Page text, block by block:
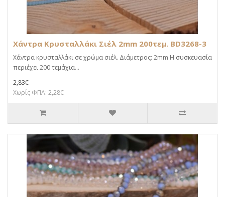
Χάντρα Κρυσταλλάκι Σιέλ 2mm 200τεμ. BD3268-3
Χάντρα κρυσταλλάκι σε χρώμα σιέλ. Διάμετρος: 2mm Η συσκευασία
περιέχει 200 τεμάχια...
2,83€
Χωρίς ΦΠΑ: 2,28€